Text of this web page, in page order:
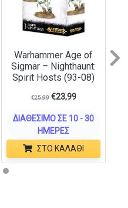
Warhammer Age of
Sigmar – Nighthaunt:
Spirit Hosts (93-08)
€25,99 €23,99
ΔΙΑΘΈΣΙΜΟ ΣΕ 10 - 30
ΗΜΈΡΕΣ
ΣΤΟ ΚΑΛΆΘΙ